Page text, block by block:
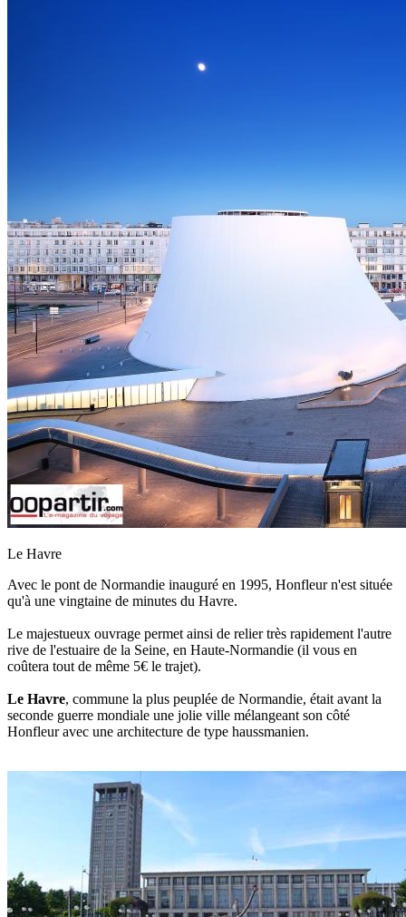
Le Havre
Avec le pont de Normandie inauguré en 1995, Honfleur n'est située
qu'à une vingtaine de minutes du Havre.
Le majestueux ouvrage permet ainsi de relier très rapidement l'autre
rive de l'estuaire de la Seine, en Haute-Normandie (il vous en
coûtera tout de même 5€ le trajet).
Le Havre, commune la plus peuplée de Normandie, était avant la
seconde guerre mondiale une jolie ville mélangeant son côté
Honfleur avec une architecture de type haussmanien.